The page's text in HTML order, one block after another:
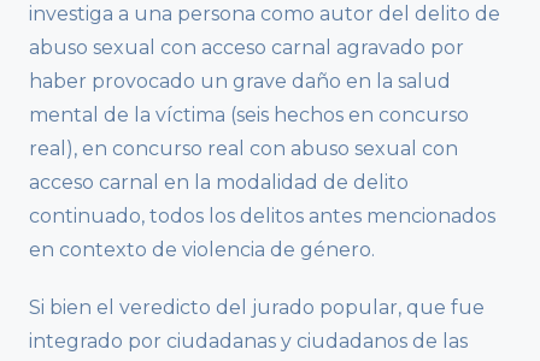
investiga a una persona como autor del delito de
abuso sexual con acceso carnal agravado por
haber provocado un grave daño en la salud
mental de la víctima (seis hechos en concurso
real), en concurso real con abuso sexual con
acceso carnal en la modalidad de delito
continuado, todos los delitos antes mencionados
en contexto de violencia de género.
Si bien el veredicto del jurado popular, que fue
integrado por ciudadanas y ciudadanos de las